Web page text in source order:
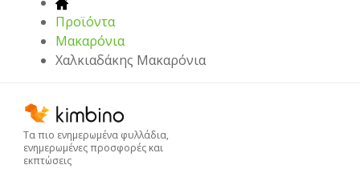
Προϊόντα
Μακαρόνια
Χαλκιαδάκης Μακαρόνια
Τα πιο ενημερωμένα φυλλάδια,
ενημερωμένες προσφορές και
εκπτώσεις